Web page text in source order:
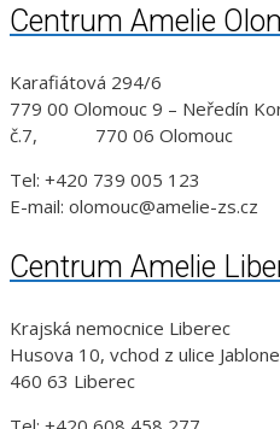
Centrum Amelie
Karafiátová 294/6
779 00 Olomouc 9 – Neředín
č.7, 770 06 Olomouc
Tel: +420 739 005 123
E-mail: olomouc@amelie-zs.cz
Centrum Amelie
Krajská nemocnice Liberec
Husova 10, vchod z ulice
460 63 Liberec